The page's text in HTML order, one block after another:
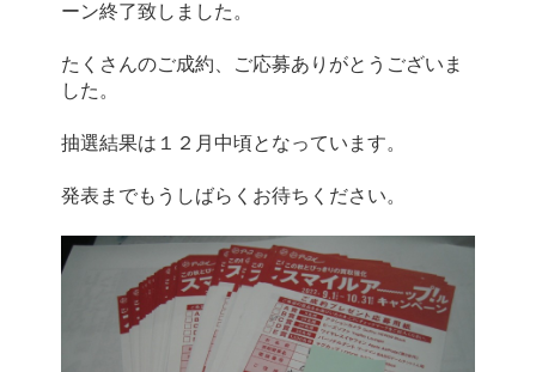
ーン終了致しました。
たくさんのご成約、ご応募ありがとうございま
した。
抽選結果は１２月中頃となっています。
発表までもうしばらくお待ちください。